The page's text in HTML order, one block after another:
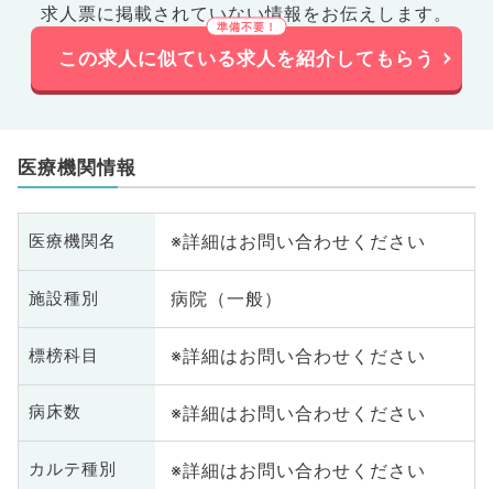
求人票に掲載されていない情報をお伝えします。
この求人に似ている求人を紹介してもらう
医療機関情報
医療機関名 ※詳細はお問い合わせください
施設種別 病院（一般）
標榜科目 ※詳細はお問い合わせください
病床数 ※詳細はお問い合わせください
カルテ種別 ※詳細はお問い合わせください